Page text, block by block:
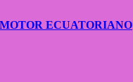
ECUATORIANO